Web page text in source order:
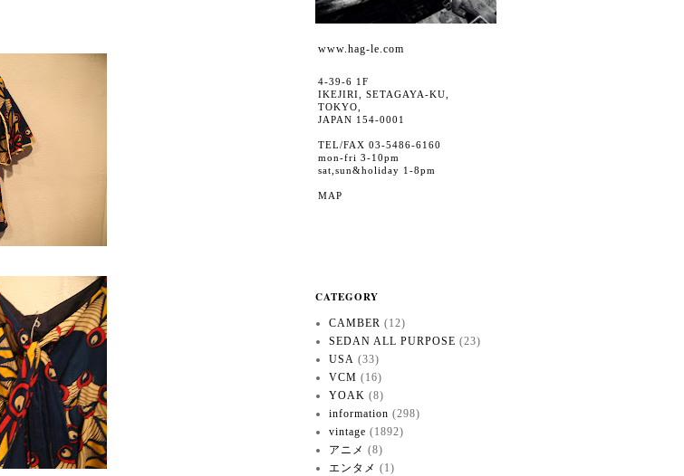
www.hag-le.com
4-39-6 1F
IKEJIRI, SETAGAYA-KU,
TOKYO,
JAPAN 154-0001
TEL/FAX 03-5486-6160
mon-fri 3-10pm
sat,sun&holiday 1-8pm
MAP
CATEGORY
CAMBER (12)
SEDAN ALL PURPOSE (23)
USA (33)
VCM (16)
YOAK (8)
information (298)
vintage (1892)
アニメ (8)
エンタメ (1)